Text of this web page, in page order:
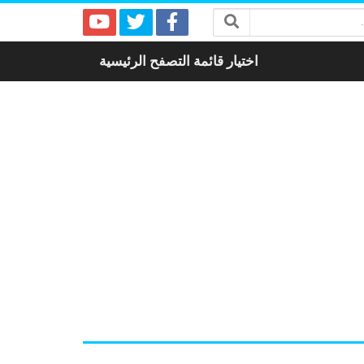
اختيار قائمة التصفح الرئيسية